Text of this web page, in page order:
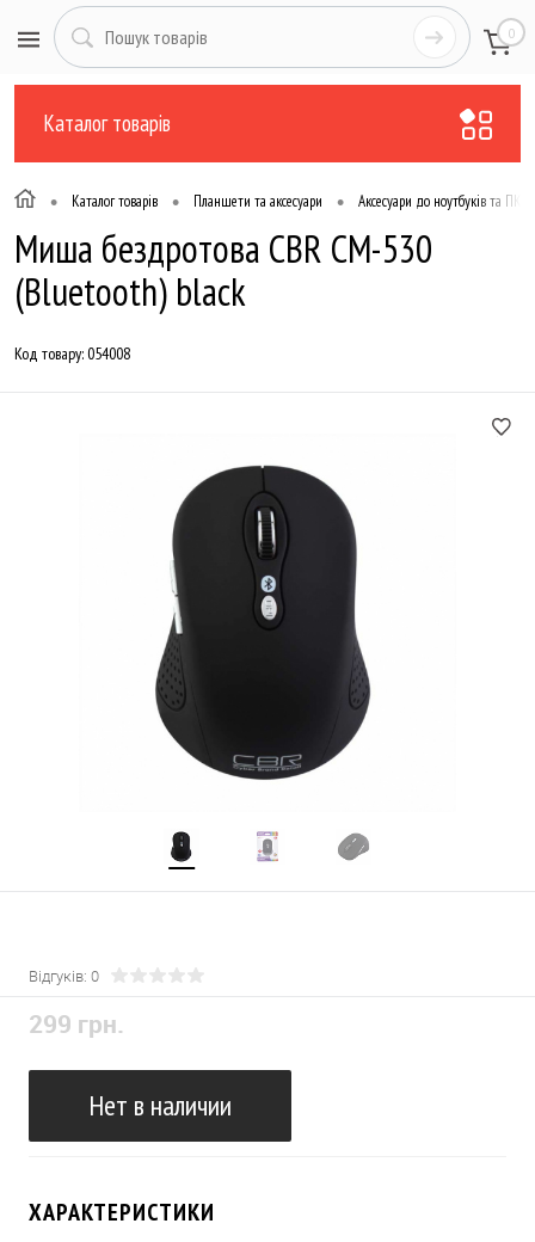
0
Каталог товарів
• Каталог товарів • Планшети та аксесуари • Аксесуари до ноутбуків та ПК
Миша бездротова CBR CM-530
(Bluetooth) black
Код товару:054008
Відгуків: 0
299 грн.
Нет в наличии
ХАРАКТЕРИСТИКИ